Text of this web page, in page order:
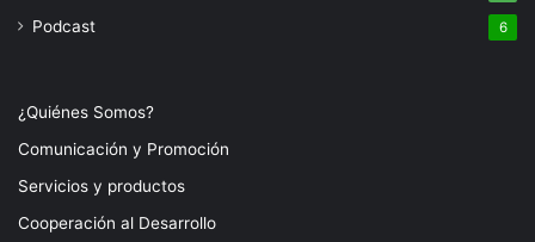
Podcast 6
¿Quiénes Somos?
Comunicación y Promoción
Servicios y productos
Cooperación al Desarrollo